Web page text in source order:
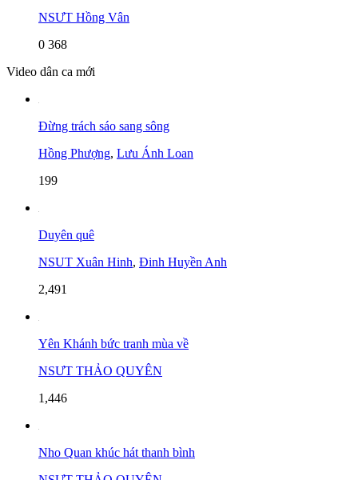
NSƯT Hồng Vân
0 368
Video dân ca mới
Đừng trách sáo sang sông
Hồng Phượng, Lưu Ánh Loan
199
Duyên quê
NSUT Xuân Hinh, Đinh Huyền Anh
2,491
Yên Khánh bức tranh mùa về
NSƯT THẢO QUYÊN
1,446
Nho Quan khúc hát thanh bình